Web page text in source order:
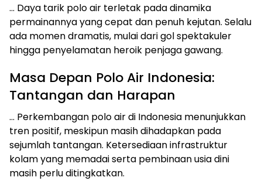
… Daya tarik polo air terletak pada dinamika
permainannya yang cepat dan penuh kejutan. Selalu
ada momen dramatis, mulai dari gol spektakuler
hingga penyelamatan heroik penjaga gawang.
Masa Depan Polo Air Indonesia:
Tantangan dan Harapan
… Perkembangan polo air di Indonesia menunjukkan
tren positif, meskipun masih dihadapkan pada
sejumlah tantangan. Ketersediaan infrastruktur
kolam yang memadai serta pembinaan usia dini
masih perlu ditingkatkan.